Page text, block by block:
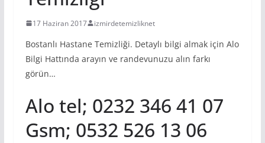
17 Haziran 2017 izmirdetemizliknet
Bostanlı Hastane Temizliği. Detaylı bilgi almak için Alo
Bilgi Hattında arayın ve randevunuzu alın farkı
görün…
Alo tel; 0232 346 41 07
Gsm; 0532 526 13 06